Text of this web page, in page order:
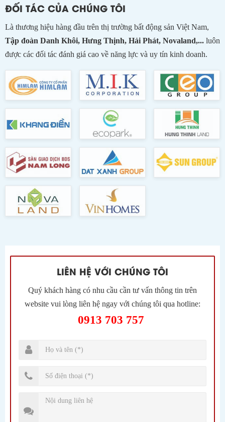
ĐỐI TÁC CỦA CHÚNG TÔI
Là thương hiệu hàng đầu trên thị trường bất động sản Việt Nam,
Tập đoàn Danh Khôi, Hưng Thịnh, Hải Phát, Novaland,... luôn
được các đối tác đánh giá cao về năng lực và uy tín kinh doanh.
LIÊN HỆ VỚI CHÚNG TÔI
Quý khách hàng có nhu cầu cần tư vấn thông tin trên
website vui lòng liên hệ ngay với chúng tôi qua hotline:
0913 703 757